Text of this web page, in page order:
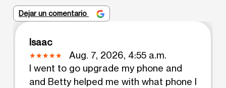
Dejar un comentario
Isaac
Aug. 7, 2026, 4:55 a.m.
I went to go upgrade my phone and
and Betty helped me with what phone I